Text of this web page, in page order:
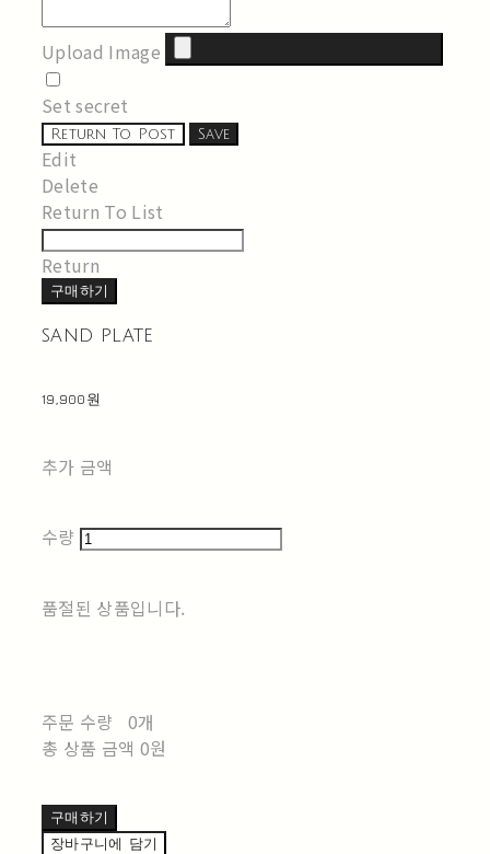
Upload Image
Set secret
Return To Post Save
Edit
Delete
Return To List
Return
구매하기
sand plate
19,900원
추가 금액
수량
품절된 상품입니다.
주문 수량
0개
총 상품 금액 0원
구매하기
장바구니에 담기